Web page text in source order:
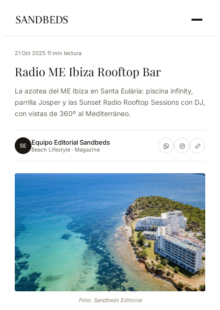
21 Oct 2025·11 min lectura
Radio ME Ibiza Rooftop Bar
La azotea del ME Ibiza en Santa Eulària: piscina infinity,
parrilla Josper y las Sunset Radio Rooftop Sessions con DJ,
con vistas de 360º al Mediterráneo.
SE Equipo Editorial Sandbeds
Beach Lifestyle · Magazine
Foto: Sandbeds Editorial